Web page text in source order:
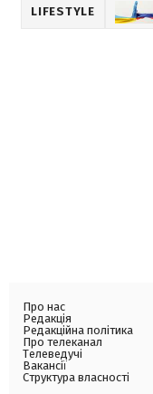
LIFESTYLE
Про нас
Редакція
Редакційна політика
Про телеканал
Телеведучі
Вакансії
Структура власності